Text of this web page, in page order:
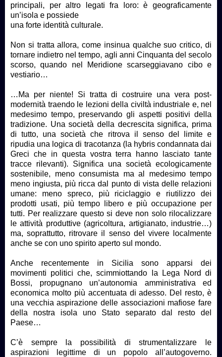
principali, per altro legati fra loro: è geograficamente
un’isola e possiede
una forte identità culturale.
Non si tratta allora, come insinua qualche suo critico, di
tornare indietro nel tempo, agli anni Cinquanta del secolo
scorso, quando nel Meridione scarseggiavano cibo e
vestiario…
…Ma per niente! Si tratta di costruire una vera post-
modernità traendo le lezioni della civiltà industriale e, nel
medesimo tempo, preservando gli aspetti positivi della
tradizione. Una società della decrescita significa, prima
di tutto, una società che ritrova il senso del limite e
ripudia una logica di tracotanza (la hybris condannata dai
Greci che in questa vostra terra hanno lasciato tante
tracce rilevanti). Significa una società ecologicamente
sostenibile, meno consumista ma al medesimo tempo
meno ingiusta, più ricca dal punto di vista delle relazioni
umane: meno spreco, più riciclaggio e riutilizzo dei
prodotti usati, più tempo libero e più occupazione per
tutti. Per realizzare questo si deve non solo rilocalizzare
le attività produttive (agricoltura, artigianato, industrie…)
ma, soprattutto, ritrovare il senso del vivere localmente
anche se con uno spirito aperto sul mondo.
Anche recentemente in Sicilia sono apparsi dei
movimenti politici che, scimmiottando la Lega Nord di
Bossi, propugnano un’autonomia amministrativa ed
economica molto più accentuata di adesso. Del resto, è
una vecchia aspirazione delle associazioni mafiose fare
della nostra isola uno Stato separato dal resto del
Paese…
C’è sempre la possibilità di strumentalizzare le
aspirazioni legittime di un popolo all’autogoverno.